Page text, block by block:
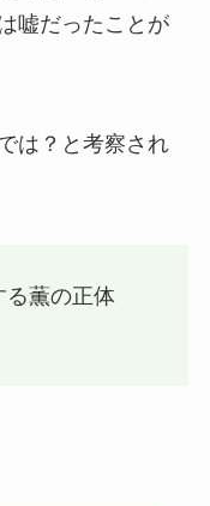
嘘だったことが
は？と考察され
る薫の正体